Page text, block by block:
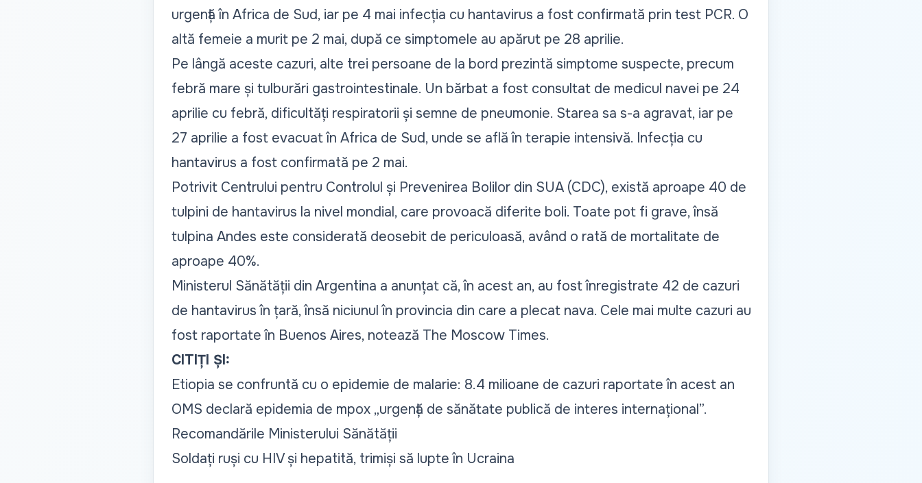
urgență în Africa de Sud, iar pe 4 mai infecția cu hantavirus a fost confirmată prin test PCR. O
altă femeie a murit pe 2 mai, după ce simptomele au apărut pe 28 aprilie.
Pe lângă aceste cazuri, alte trei persoane de la bord prezintă simptome suspecte, precum
febră mare și tulburări gastrointestinale. Un bărbat a fost consultat de medicul navei pe 24
aprilie cu febră, dificultăți respiratorii și semne de pneumonie. Starea sa s-a agravat, iar pe
27 aprilie a fost evacuat în Africa de Sud, unde se află în terapie intensivă. Infecția cu
hantavirus a fost confirmată pe 2 mai.
Potrivit Centrului pentru Controlul și Prevenirea Bolilor din SUA (CDC), există aproape 40 de
tulpini de hantavirus la nivel mondial, care provoacă diferite boli. Toate pot fi grave, însă
tulpina Andes este considerată deosebit de periculoasă, având o rată de mortalitate de
aproape 40%.
Ministerul Sănătății din Argentina a anunțat că, în acest an, au fost înregistrate 42 de cazuri
de hantavirus în țară, însă niciunul în provincia din care a plecat nava. Cele mai multe cazuri au
fost raportate în Buenos Aires, notează The Moscow Times.
CITIȚI ȘI:
Etiopia se confruntă cu o epidemie de malarie: 8.4 milioane de cazuri raportate în acest an
OMS declară epidemia de mpox „urgență de sănătate publică de interes internațional”.
Recomandările Ministerului Sănătății
Soldați ruși cu HIV și hepatită, trimiși să lupte în Ucraina